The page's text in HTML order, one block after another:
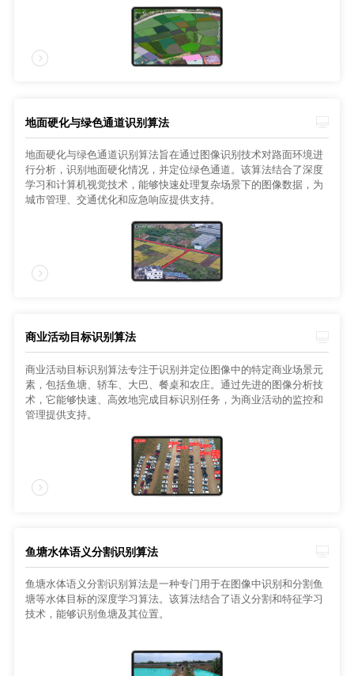
利用规划提供了强有力的支持。它能够帮助用户快速、准确地识别
水田区域，并为相关决策提供数据依据，从而推动农业现代化和可
地面硬化与绿色通道识别算法
地面硬化与绿色通道识别算法旨在通过图像识别技术对路面环境进
行分析，识别地面硬化情况，并定位绿色通道。该算法结合了深度
学习和计算机视觉技术，能够快速处理复杂场景下的图像数据，为
城市管理、交通优化和应急响应提供支持。
商业活动目标识别算法
商业活动目标识别算法专注于识别并定位图像中的特定商业场景元
素，包括鱼塘、轿车、大巴、餐桌和农庄。通过先进的图像分析技
术，它能够快速、高效地完成目标识别任务，为商业活动的监控和
管理提供支持。
鱼塘水体语义分割识别算法
鱼塘水体语义分割识别算法是一种专门用于在图像中识别和分割鱼
塘等水体目标的深度学习算法。该算法结合了语义分割和特征学习
技术，能够识别鱼塘及其位置。